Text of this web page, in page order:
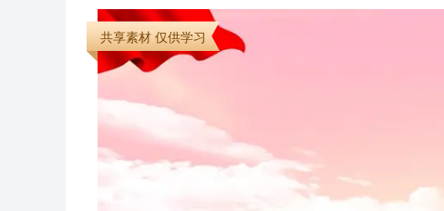
共享素材 仅供学习